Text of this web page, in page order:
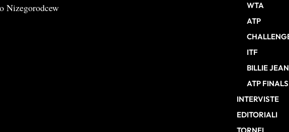
Nizegorodcew
WTA
ATP
ITF
BILLIE
ATP FINALS
INTERVISTE
EDITORIALI